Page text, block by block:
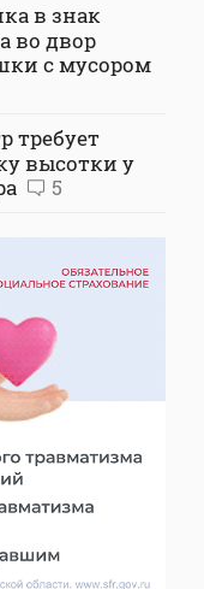
в знак
во двор
с мусором
требует
высотки у
5